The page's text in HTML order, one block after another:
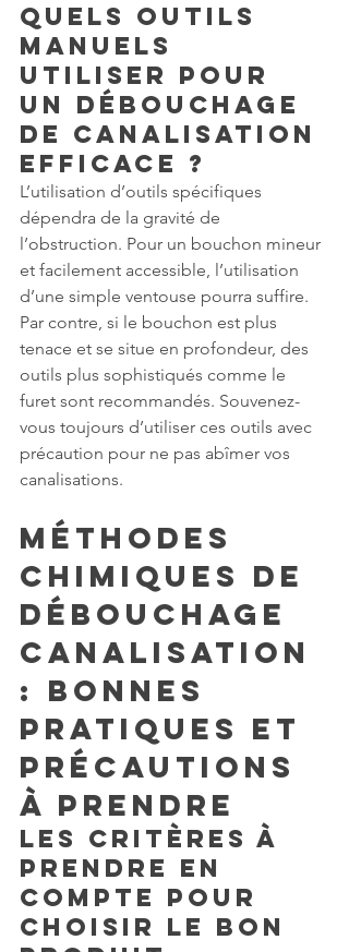
Quels outils
manuels
utiliser pour
un débouchage
de canalisation
efficace ?
L’utilisation d’outils spécifiques
dépendra de la gravité de
l’obstruction. Pour un bouchon mineur
et facilement accessible, l’utilisation
d’une simple ventouse pourra suffire.
Par contre, si le bouchon est plus
tenace et se situe en profondeur, des
outils plus sophistiqués comme le
furet sont recommandés. Souvenez-
vous toujours d’utiliser ces outils avec
précaution pour ne pas abîmer vos
canalisations.
Méthodes
chimiques de
débouchage
canalisation
: bonnes
pratiques et
précautions
à prendre
Les critères à
prendre en
compte pour
choisir le bon